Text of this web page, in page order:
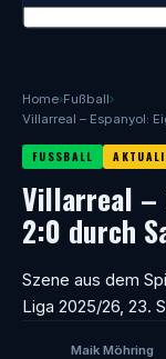
Home›Fußball›
Villarreal – Espanyol:
FUSSBALL
Villarreal –
2:0 durch
Szene aus dem
Liga 2025/26, 23.
Maik Möhring